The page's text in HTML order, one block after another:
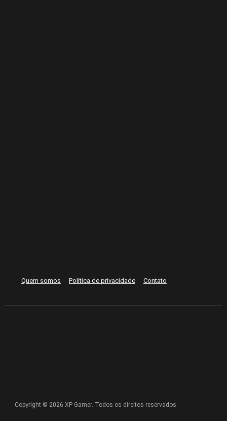
Quem somos Política de privacidade Contato
Copyright © 2026 XP Gamer. Todos os direitos reservados.